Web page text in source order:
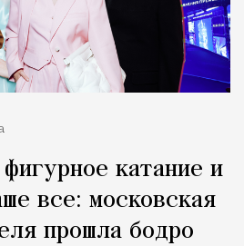
катание и
все: московская
прошла бодро